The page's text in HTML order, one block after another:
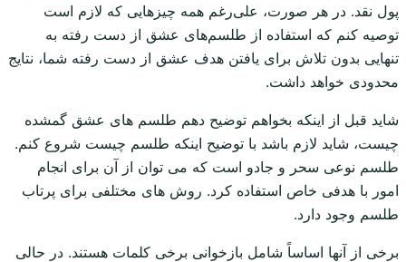
پول نقد. در هر صورت، علی‌رغم همه چیزهایی که لازم است
توصیه کنم که استفاده از طلسم‌های عشق از دست رفته به
تنهایی بدون تلاش برای یافتن هدف عشق از دست رفته شما، نتایج
محدودی خواهد داشت.
شاید قبل از اینکه بخواهم توضیح دهم طلسم های عشق گمشده
چیست، شاید لازم باشد با توضیح اینکه طلسم چیست شروع کنم.
طلسم نوعی سحر و جادو است که می توان از آن برای انجام
امور با هدفی خاص استفاده کرد. روش های مختلفی برای پرتاب
طلسم وجود دارد.
برخی از آنها اساساً شامل بازخوانی برخی کلمات هستند. در حالی